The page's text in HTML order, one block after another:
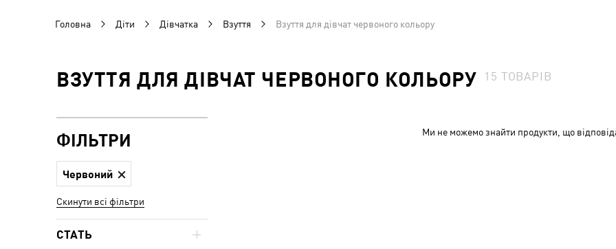
Головна Діти Дівчатка Взуття Взуття для дівчат червоного кольору
ВЗУТТЯ ДЛЯ ДІВЧАТ ЧЕРВОНОГО КОЛЬОРУ 15 ТОВАРІВ
Ми не можемо знайти продукти, що
ФІЛЬТРИ
Червоний
Скинути всі фільтри
СТАТЬ